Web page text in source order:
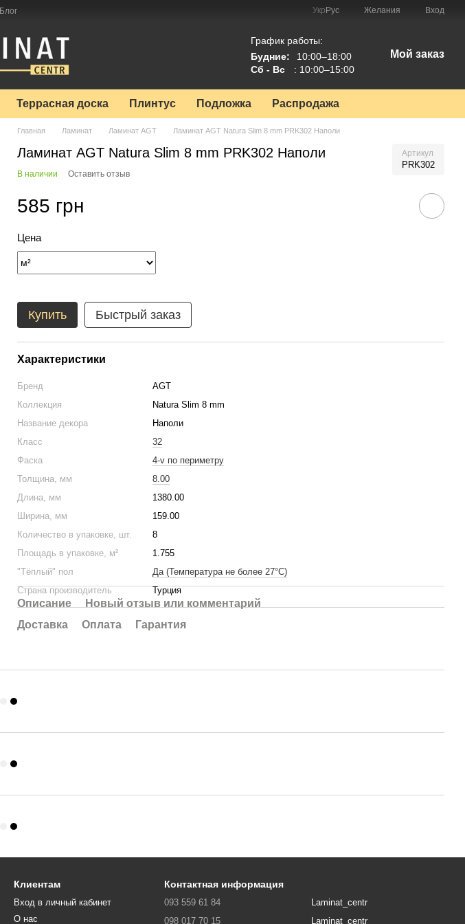
Блог Укр Рус Желания Вход
График работы:
Будние:
10:00–18:00
Сб - Вс
: 10:00–15:00
Мой заказ
Террасная доска Плинтус Подложка Распродажа
Главная Ламинат Ламинат AGT Ламинат AGT Natura Slim 8 mm PRK302 Наполи
Ламинат AGT Natura Slim 8 mm PRK302 Наполи Артикул
PRK302
В наличии Оставить отзыв
585 грн
Цена
Купить Быстрый заказ
Характеристики
Бренд
AGT
Коллекция
Natura Slim 8 mm
Название декора
Наполи
Класс
32
Фаска
4-v по периметру
Толщина, мм
8.00
Длина, мм
1380.00
Ширина, мм
159.00
Количество в упаковке, шт.
8
Площадь в упаковке, м²
1.755
"Тёплый" пол
Да (Температура не более 27°C)
Страна производитель
Турция
Описание
Новый отзыв или комментарий
Доставка
Оплата Гарантия
Клиентам
Вход в личный кабинет
О нас
Контактная информация
093 559 61 84
098 017 70 15
Laminat_centr
Laminat_centr